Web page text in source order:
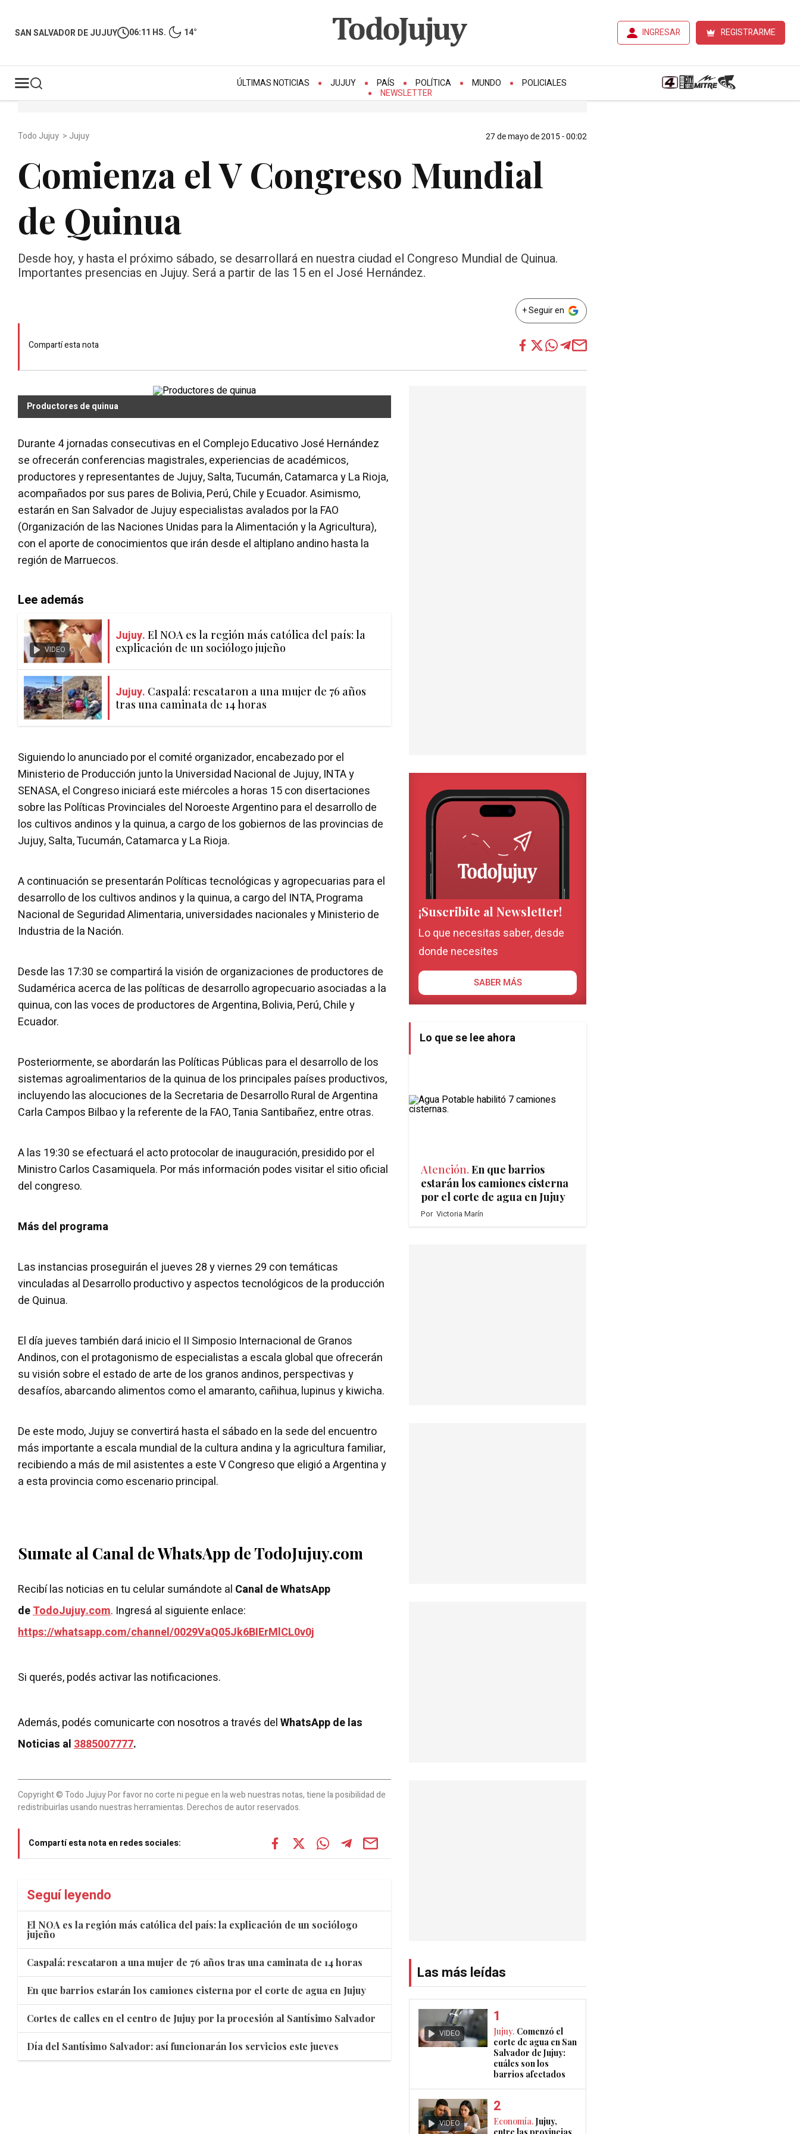
SAN SALVADOR DE JUJUY 06:11 HS. 14° INGRESAR REGISTRARME
ÚLTIMAS NOTICIAS JUJUY PAÍS POLÍTICA MUNDO
POLICIALES
NEWSLETTER
Todo Jujuy > Jujuy 27 de mayo de 2015 - 00:02
Comienza el V Congreso Mundial
de Quinua
Desde hoy, y hasta el próximo sábado, se desarrollará en nuestra ciudad el Congreso Mundial de Quinua.
Importantes presencias en Jujuy. Será a partir de las 15 en el José Hernández.
+ Seguir en
Compartí esta nota
Productores de quinua
Durante 4 jornadas consecutivas en el Complejo Educativo José Hernández
se ofrecerán conferencias magistrales, experiencias de académicos,
productores y representantes de Jujuy, Salta, Tucumán, Catamarca y La Rioja,
acompañados por sus pares de Bolivia, Perú, Chile y Ecuador. Asimismo,
estarán en San Salvador de Jujuy especialistas avalados por la FAO
(Organización de las Naciones Unidas para la Alimentación y la Agricultura),
con el aporte de conocimientos que irán desde el altiplano andino hasta la
región de Marruecos.
Lee además
VIDEO
Jujuy. El NOA es la región más católica del país: la
explicación de un sociólogo jujeño
Jujuy. Caspalá: rescataron a una mujer de 76 años
tras una caminata de 14 horas
Siguiendo lo anunciado por el comité organizador, encabezado por el
Ministerio de Producción junto la Universidad Nacional de Jujuy, INTA y
SENASA, el Congreso iniciará este miércoles a horas 15 con disertaciones
sobre las Políticas Provinciales del Noroeste Argentino para el desarrollo de
los cultivos andinos y la quinua, a cargo de los gobiernos de las provincias de
Jujuy, Salta, Tucumán, Catamarca y La Rioja.
A continuación se presentarán Políticas tecnológicas y agropecuarias para el
desarrollo de los cultivos andinos y la quinua, a cargo del INTA, Programa
Nacional de Seguridad Alimentaria, universidades nacionales y Ministerio de
Industria de la Nación.
Desde las 17:30 se compartirá la visión de organizaciones de productores de
Sudamérica acerca de las políticas de desarrollo agropecuario asociadas a la
quinua, con las voces de productores de Argentina, Bolivia, Perú, Chile y
Ecuador.
Posteriormente, se abordarán las Políticas Públicas para el desarrollo de los
sistemas agroalimentarios de la quinua de los principales países productivos,
incluyendo las alocuciones de la Secretaria de Desarrollo Rural de Argentina
Carla Campos Bilbao y la referente de la FAO, Tania Santibañez, entre otras.
A las 19:30 se efectuará el acto protocolar de inauguración, presidido por el
Ministro Carlos Casamiquela. Por más información podes visitar el sitio oficial
del congreso.
Más del programa
Las instancias proseguirán el jueves 28 y viernes 29 con temáticas
vinculadas al Desarrollo productivo y aspectos tecnológicos de la producción
de Quinua.
El día jueves también dará inicio el II Simposio Internacional de Granos
Andinos, con el protagonismo de especialistas a escala global que ofrecerán
su visión sobre el estado de arte de los granos andinos, perspectivas y
desafíos, abarcando alimentos como el amaranto, cañihua, lupinus y kiwicha.
De este modo, Jujuy se convertirá hasta el sábado en la sede del encuentro
más importante a escala mundial de la cultura andina y la agricultura familiar,
recibiendo a más de mil asistentes a este V Congreso que eligió a Argentina y
a esta provincia como escenario principal.
Sumate al Canal de WhatsApp de TodoJujuy.com
Recibí las noticias en tu celular sumándote al Canal de WhatsApp
deTodoJujuy.com. Ingresá al siguiente enlace:
https://whatsapp.com/channel/0029VaQ05Jk6BIErMlCL0v0j
Si querés, podés activar las notificaciones.
Además, podés comunicarte con nosotros a través delWhatsApp de las
Noticias al3885007777.
Copyright © Todo Jujuy Por favor no corte ni pegue en la web nuestras notas, tiene la posibilidad de
redistribuirlas usando nuestras herramientas. Derechos de autor reservados.
Compartí esta nota en redes sociales:
Seguí leyendo
El NOA es la región más católica del país: la explicación de un sociólogo
jujeño
Caspalá: rescataron a una mujer de 76 años tras una caminata de 14 horas
En que barrios estarán los camiones cisterna por el corte de agua en Jujuy
Cortes de calles en el centro de Jujuy por la procesión al Santísimo Salvador
Día del Santísimo Salvador: así funcionarán los servicios este jueves
¡Suscribite al Newsletter!
Lo que necesitas saber, desde
donde necesites
SABER MÁS
Lo que se lee ahora
Atención. En que barrios
estarán los camiones cisterna
por el corte de agua en Jujuy
Por Victoria Marín
Las más leídas
VIDEO Jujuy. Comenzó el
corte de agua en San
Salvador de Jujuy:
cuáles son los
barrios afectados
VIDEO Economía. Jujuy,